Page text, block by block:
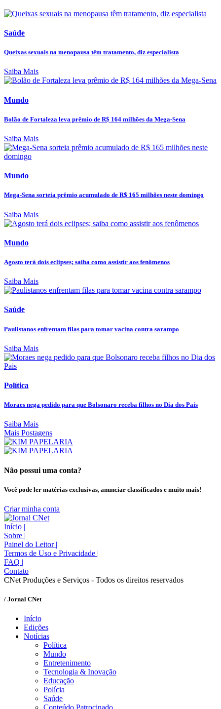
Saúde
Queixas sexuais na menopausa têm tratamento, diz especialista
Saiba Mais
Mundo
Bolão de Fortaleza leva prêmio de R$ 164 milhões da Mega-Sena
Saiba Mais
Mundo
Mega-Sena sorteia prêmio acumulado de R$ 165 milhões neste domingo
Saiba Mais
Mundo
Agosto terá dois eclipses; saiba como assistir aos fenômenos
Saiba Mais
Saúde
Paulistanos enfrentam filas para tomar vacina contra sarampo
Saiba Mais
Política
Moraes nega pedido para que Bolsonaro receba filhos no Dia dos Pais
Saiba Mais
Mais Postagens
Não possui uma conta?
Você pode ler matérias exclusivas, anunciar classificados e muito mais!
Criar minha conta
Início |
Sobre |
Painel do Leitor |
Termos de Uso e Privacidade |
FAQ |
Contato
CNet Produções e Serviços - Todos os direitos reservados
/ Jornal CNet
Início
Edições
Notícias
Política
Mundo
Entretenimento
Tecnologia & Inovação
Educação
Polícia
Saúde